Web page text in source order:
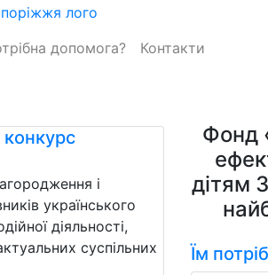
допомога? Контакти
і
українського
діяльності,
суспільних
Фонд
дітям
Їм